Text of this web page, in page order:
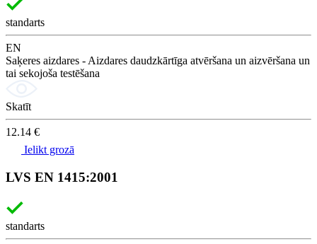
standarts
EN
Saķeres aizdares - Aizdares daudzkārtīga atvēršana un aizvēršana un
tai sekojoša testēšana
Skatīt
12.14 €
Ielikt grozā
LVS EN 1415:2001
standarts